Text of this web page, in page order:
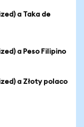
a Taka de
a Peso Filipino
a Złoty polaco